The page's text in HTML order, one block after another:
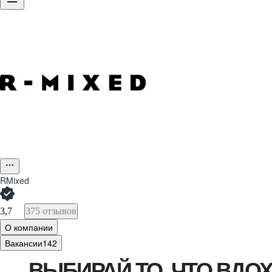
RMixed
3,7 375 отзывов
О компании
Вакансии142